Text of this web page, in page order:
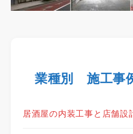
業種別 施工事
居酒屋の内装工事と店舗設